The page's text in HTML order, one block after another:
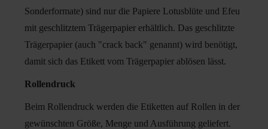
Sonderformate) sind nur die Papiere Lotusblüte und Efeu
mit geschlitztem Trägerpapier erhältlich. Das geschlitzte
Trägerpapier (auch "crack back" genannt) wird benötigt,
damit sich das Etikett vom Trägerpapier ablösen lässt.
Rollendruck
Beim Rollendruck werden die Etiketten auf Rollen in der
gewünschten Größe, Menge und Ausführung geliefert.